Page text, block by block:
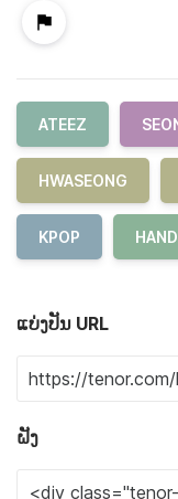
ATEEZ
HWASEONG
KPOP
ແບ່ງປັນ URL
ຝັງ